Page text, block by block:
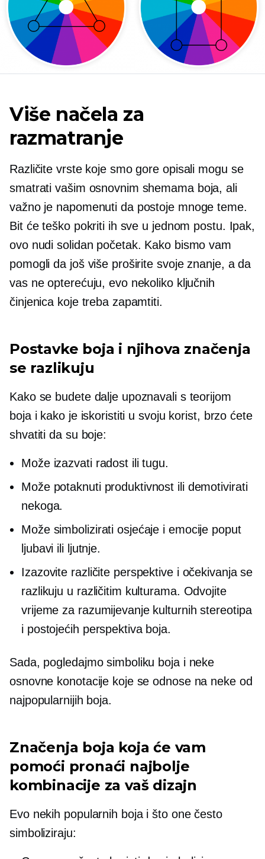
Više načela za
razmatranje
Različite vrste koje smo gore opisali mogu se
smatrati vašim osnovnim shemama boja, ali
važno je napomenuti da postoje mnoge teme.
Bit će teško pokriti ih sve u jednom postu. Ipak,
ovo nudi solidan početak. Kako bismo vam
pomogli da još više proširite svoje znanje, a da
vas ne opterećuju, evo nekoliko ključnih
činjenica koje treba zapamtiti.
Postavke boja i njihova značenja
se razlikuju
Kako se budete dalje upoznavali s teorijom
boja i kako je iskoristiti u svoju korist, brzo ćete
shvatiti da su boje:
Može izazvati radost ili tugu.
Može potaknuti produktivnost ili demotivirati
nekoga.
Može simbolizirati osjećaje i emocije poput
ljubavi ili ljutnje.
Izazovite različite perspektive i očekivanja se
razlikuju u različitim kulturama. Odvojite
vrijeme za razumijevanje kulturnih stereotipa
i postojećih perspektiva boja.
Sada, pogledajmo simboliku boja i neke
osnovne konotacije koje se odnose na neke od
najpopularnijih boja.
Značenja boja koja će vam
pomoći pronaći najbolje
kombinacije za vaš dizajn
Evo nekih popularnih boja i što one često
simboliziraju: